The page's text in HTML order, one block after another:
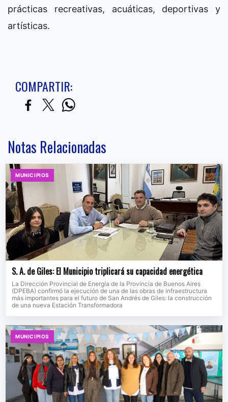
prácticas recreativas, acuáticas, deportivas y
artísticas.
COMPARTIR:
Notas Relacionadas
MUNICIPIOS
S. A. de Giles: El Municipio triplicará su capacidad energética
La Dirección Provincial de Energía de la Provincia de Buenos Aires
(DPEBA) confirmó la ejecución de una de las obras de infraestructura
más importantes para el futuro de San Andrés de Giles: la construcción
de una nueva Estación Transformadora
MUNICIPIOS